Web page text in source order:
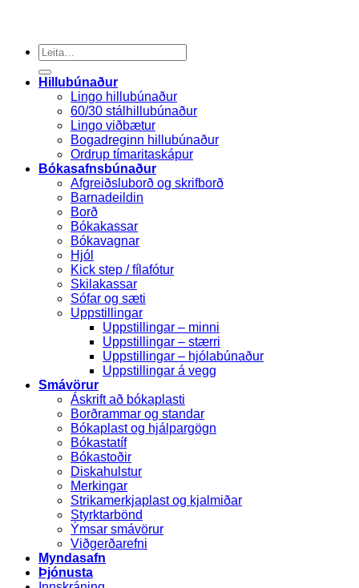
Search
for:
Hillubúnaður
Lingo hillubúnaður
60/30 stálhillubúnaður
Lingo viðbætur
Bogadreginn hillubúnaður
Ordrup tímaritaskápur
Bókasafnsbúnaður
Afgreiðsluborð og skrifborð
Barnadeildin
Borð
Bókakassar
Bókavagnar
Hjól
Kick step / fílafótur
Skilakassar
Sófar og sæti
Uppstillingar
Uppstillingar – minni
Uppstillingar – stærri
Uppstillingar – hjólabúnaður
Uppstillingar á vegg
Smávörur
Áskrift að bókaplasti
Borðrammar og standar
Bókaplast og hjálpargögn
Bókastatíf
Bókastoðir
Diskahulstur
Merkingar
Strikamerkjaplast og kjalmiðar
Styrktarbönd
Ýmsar smávörur
Viðgerðarefni
Myndasafn
Þjónusta